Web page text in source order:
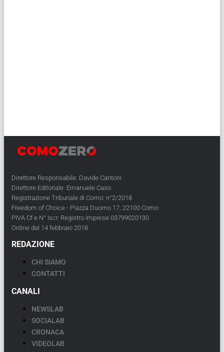
Direttore Responsabile: Davide Cantoni
Direttore Editoriale: Emanuele Caso
Registrazione Tribunale di Como: n°2/2018
Freedom of Choice - Piazza Duomo 17, 22100 Como
PIVA Cf e N° Iscr. Registro Imprese 03799020130
Online dal 14 febbraio 2018
REDAZIONE
CHI SIAMO
CONTATTI
CANALI
NEWSLAB
SOCIALAB
CRONACA
VIDEOLAB